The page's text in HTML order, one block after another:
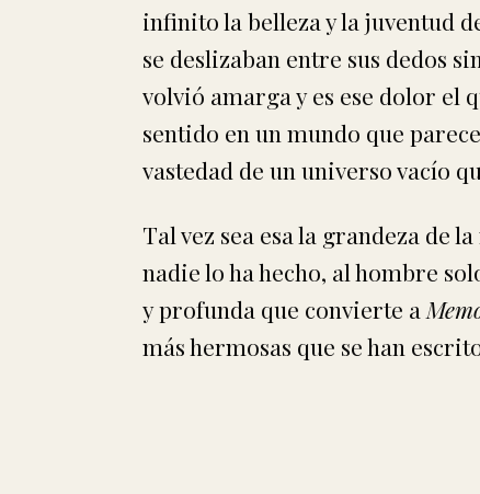
infinito la belleza y la juventud
se deslizaban entre sus dedos
volvió amarga y es ese dolor el
sentido en un mundo que
vastedad de un universo vacío
Tal vez sea esa la grandeza de
nadie lo ha hecho, al hombre
y profunda que convierte a
más hermosas que se han